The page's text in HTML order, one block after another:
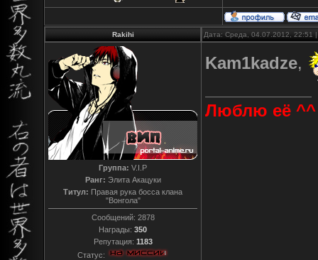
Rakihi Дата: Среда, 04.07.2012,
Группа: V.I.P
Ранг: Элита Акацуки
Титул: Правая рука босса клана
"Вонгола"
Сообщений: 2878
Награды: 350
Репутация: 1183
Статус:
Kam1kadze,
Люблю её ^^